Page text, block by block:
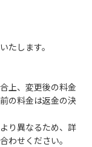
や共⽤部の占有
間の⼤声での談
たします。
上、変更後の料金
の料金は返金の決
り異なるため、詳
わせください。